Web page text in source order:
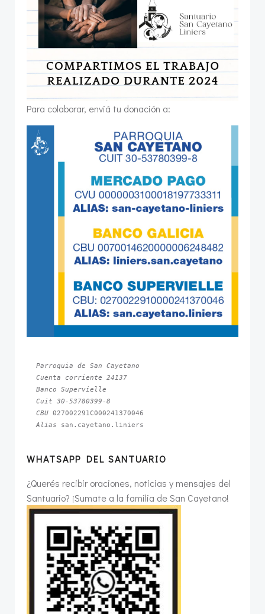
Para colaborar, enviá tu donación a:
Parroquia de San Cayetano
Cuenta corriente 24137
Banco Supervielle
Cuit 30-53780399-8
CBU
Alias san.cayetano.liniers
WHATSAPP DEL SANTUARIO
¿Querés recibir oraciones, noticias y mensajes del
Santuario? ¡Sumate a la familia de San Cayetano!